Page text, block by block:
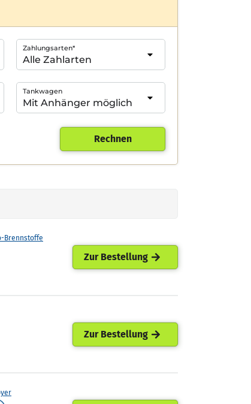
Zahlungsarten*
Tankwagen
Rechnen
Brennstoffe
Zur Bestellung
Zur Bestellung